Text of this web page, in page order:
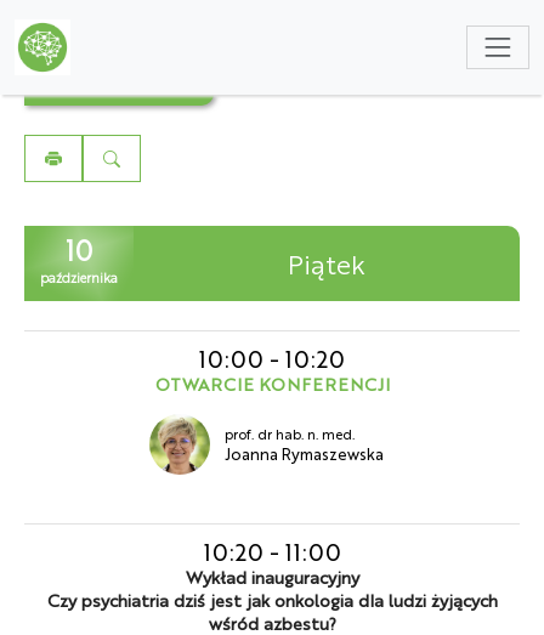
PROGRAM
10
października Piątek
10:00 - 10:20
OTWARCIE KONFERENCJI
prof. dr hab. n. med.
Joanna Rymaszewska
10:20 - 11:00
Wykład inauguracyjny
Czy psychiatria dziś jest jak onkologia dla ludzi żyjących
wśród azbestu?